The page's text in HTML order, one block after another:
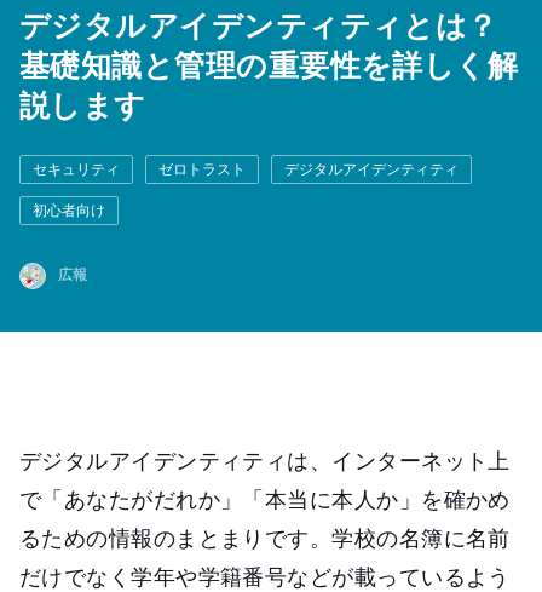
デジタルアイデンティティとは？
基礎知識と管理の重要性を詳しく解
説します
セキュリティ ゼロトラスト
デジタルアイデンティティ
初心者向け
広報
デジタルアイデンティティは、インターネット上
で「あなたがだれか」「本当に本人か」を確かめ
るための情報のまとまりです。学校の名簿に名前
だけでなく学年や学籍番号などが載っているよう